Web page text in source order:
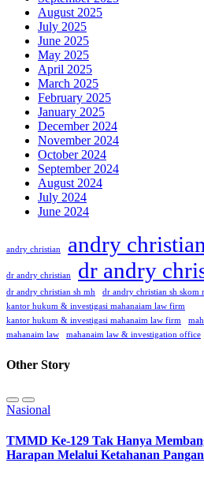
August 2025
July 2025
June 2025
May 2025
April 2025
March 2025
February 2025
January 2025
December 2024
November 2024
October 2024
September 2024
August 2024
July 2024
June 2024
andry christian andry
dr andry christian dr andry
dr andry christian sh mh
dr andry christian sh skom
kantor hukum & investigasi mahanaiam law firm
kantor hukum & investigasi mahanaim law firm
mahanaim law
mahanaim law & investigation office
Other Story
Nasional
TMMD Ke-129 Tak Hanya
Harapan Melalui Ketahanan Pangan